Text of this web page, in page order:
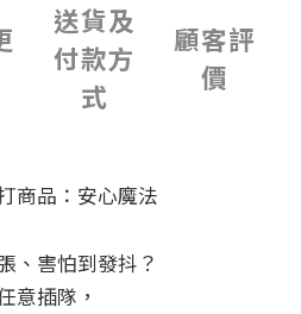
送貨及
付款方
式
顧客評
價
商品：安心魔法
、害怕到發抖？
意插隊，